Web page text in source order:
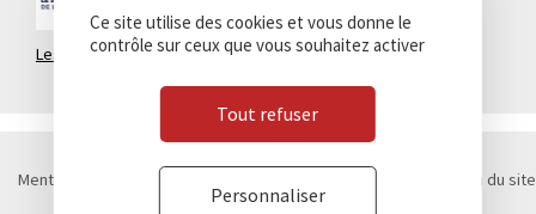
Les Aventuriers de l’art moderne
Mentions légales
Plan du site
Contact
Marchés publics
Ce site utilise des cookies et vous donne le
contrôle sur ceux que vous souhaitez activer
Tout refuser
Personnaliser